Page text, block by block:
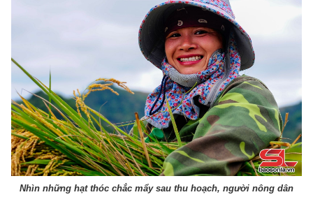
Nhìn những hạt thóc chắc mẩy sau thu hoạch, người nông dân